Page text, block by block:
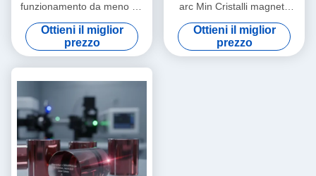
funzionamento da meno 40
°C a 85 °C cristalli
magneticamente ottici
dimensioni tipiche
personalizzabili in scala mm
per strumenti di precisione
Ottieni il miglior
prezzo
arc Min Cristalli magneto
ottici personalizzabili
Dimensioni tipiche 8mm X
8mm X 5mm Ideale per
Ottieni il miglior
prezzo